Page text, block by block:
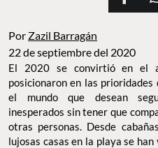
Por Zazil Barragán
22 de septiembre del 2020
El 2020 se convirtió en el
posicionaron en las
el mundo que desean
inesperados sin tener que
otras personas. Desde
lujosas casas en la playa se